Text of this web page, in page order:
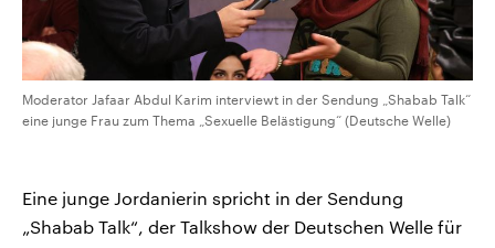
Moderator Jafaar Abdul Karim interviewt in der Sendung „Shabab Talk“
eine junge Frau zum Thema „Sexuelle Belästigung“ (Deutsche Welle)
Eine junge Jordanierin spricht in der Sendung
„Shabab Talk“, der Talkshow der Deutschen Welle für